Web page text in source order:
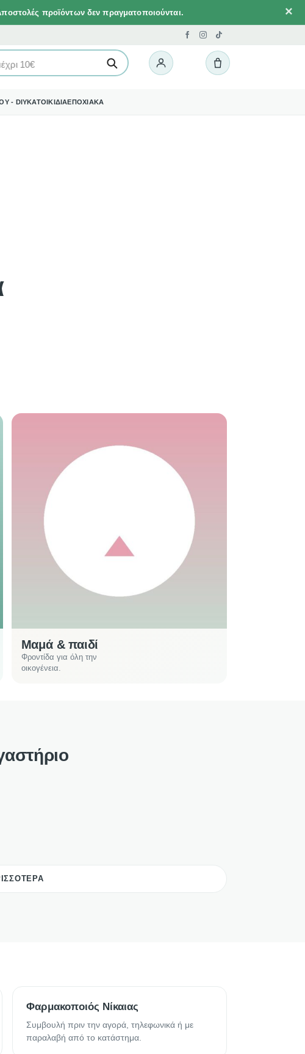
προϊόντων δεν πραγματοποιούνται. ×
10€
- DIYΚΑΤΟΙΚΙΔΙΑΕΠΟΧΙΑΚΑ
Μαμά & παιδί
Φροντίδα για όλη την
οικογένεια.
Φαρμακοποιός Νίκαιας
Συμβουλή πριν την αγορά, τηλεφωνικά ή με
παραλαβή από το κατάστημα.